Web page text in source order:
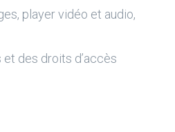
player vidéo et audio,
des droits d’accès